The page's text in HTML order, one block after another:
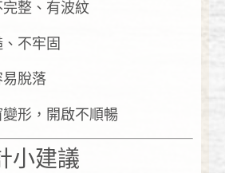
整、有波紋
不牢固
脫落
形，開啟不順暢
小建議